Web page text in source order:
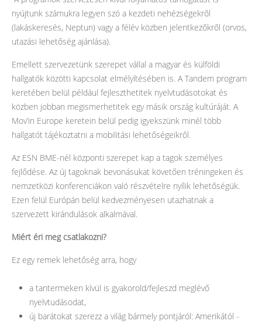
nyújtunk számukra legyen szó a kezdeti nehézségekről
(lakáskeresés, Neptun) vagy a félév közben jelentkezőkről (orvos,
utazási lehetőség ajánlása).
Emellett szervezetünk szerepet vállal a magyar és külföldi
hallgatók közötti kapcsolat elmélyítésében is. A Tandem program
keretében belül például fejleszthetitek nyelvtudásotokat és
közben jobban megismerhetitek egy másik ország kultúráját. A
Mov’in Europe keretein belül pedig igyekszünk minél több
hallgatót tájékoztatni a mobilitási lehetőségeikről.
Az ESN BME-nél központi szerepet kap a tagok személyes
fejlődése. Az új tagoknak bevonásukat követően tréningeken és
nemzetközi konferenciákon való részvételre nyílik lehetőségük.
Ezen felül Európán belül kedvezményesen utazhatnak a
szervezett kirándulások alkalmával.
Miért éri meg csatlakozni?
Ez egy remek lehetőség arra, hogy
a tantermeken kívül is gyakorold/fejleszd meglévő
nyelvtudásodat,
új barátokat szerezz a világ bármely pontjáról: Amerikától -